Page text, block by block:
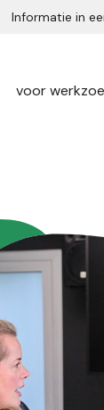
Informatie in
voor